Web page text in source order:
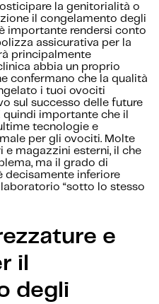
la genitorialità o
il congelamento degli
importante rendersi conto
assicurativa per la
principalmente
abbia un proprio
confermano che la qualità
i tuoi ovociti
sul successo delle future
quindi importante che il
tecnologie e
per gli ovociti. Molte
magazzini esterni, il che
ma il grado di
decisamente inferiore
“sotto lo stesso
e
il
degli